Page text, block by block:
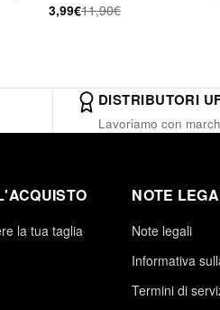
3,99€11,90€
DISTRIBUTORI
Lavoriamo con
la tua taglia
NOTE
Note legali
Informativa
Termini di